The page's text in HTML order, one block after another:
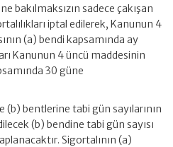
bakılmaksızın sadece çakışan
iptal edilerek, Kanunun 4
(a) bendi kapsamında ay
Kanunun 4 üncü maddesinin
30 güne
(b) bentlerine tabi gün sayılarının
(b) bendine tabi gün sayısı
Sigortalının (a)